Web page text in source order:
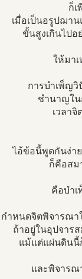
ก็เ
เมื่อเป็นอรูปฌาน
ขั้นสูงเกินไปอ
ให้มา
การบำเพ็ญ
ชำนาญใน
เวลาจิ
ไอ้ข้อนี้พูดกันง่า
ก็คือสม
คือบำ
กำหนดจิตพิจารณา
ถ้าอยู่ในอุปจาร
แม้แต่แผ่นดินนี้
และพิจารณ